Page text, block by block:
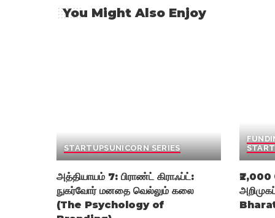
You Might Also Enjoy
STARTUPSUNICORN SERIES
அத்தியாயம் 7: பிராண்ட் கிராஃப்ட்:
நுகர்வோர் மனதை வெல்லும் கலை
(The Psychology of
₹2,000